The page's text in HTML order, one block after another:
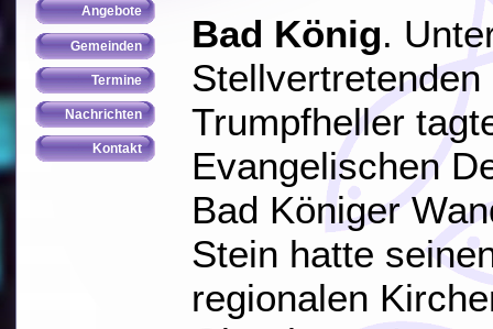
Bad König.
Trumpfheller
Evangelischen
Bad Königer
Stein hatte
regionalen